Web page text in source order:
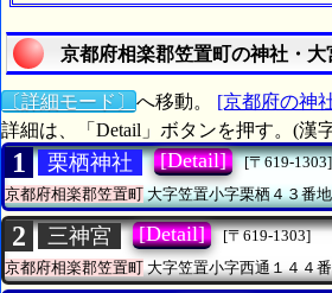
京都府相楽郡笠置町の神社・
〔詳細モード〕 へ移動。 [京都府の神
詳細は、「Detail」ボタンを押す。(漢
1 栗栖神社 [Detail]
[〒619-1303]
京都府相楽郡笠置町大字笠置小字栗栖４３番地
2 三神宮 [Detail]
[〒619-1303]
京都府相楽郡笠置町大字笠置小字西通１４４